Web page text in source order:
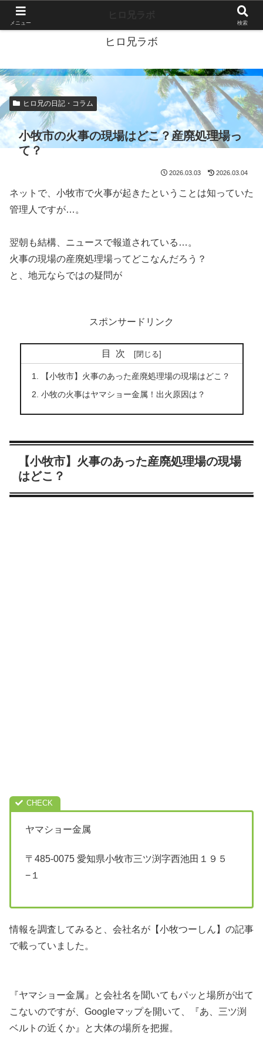
ヒロ兄ラボ
ヒロ兄の日記・コラム
小牧市の火事の現場はどこ？産廃処理場っ
て？
2026.03.03 2026.03.04
ネットで、小牧市で火事が起きたということは知っていた
管理人ですが…。
翌朝も結構、ニュースで報道されている…。
火事の現場の産廃処理場ってどこなんだろう？
と、地元ならではの疑問が
スポンサードリンク
目次
【小牧市】火事のあった産廃処理場の現場はどこ？
小牧の火事はヤマショー金属！出火原因は？
【小牧市】火事のあった産廃処理場の現場
はどこ？
ヤマショー金属
〒485-0075 愛知県小牧市三ツ渕字西池田１９５
−１
情報を調査してみると、会社名が【小牧つーしん】の記事
で載っていました。
『ヤマショー金属』と会社名を聞いてもパッと場所が出て
こないのですが、Googleマップを開いて、『あ、三ツ渕
ベルトの近くか』と大体の場所を把握。
メニュー 検索